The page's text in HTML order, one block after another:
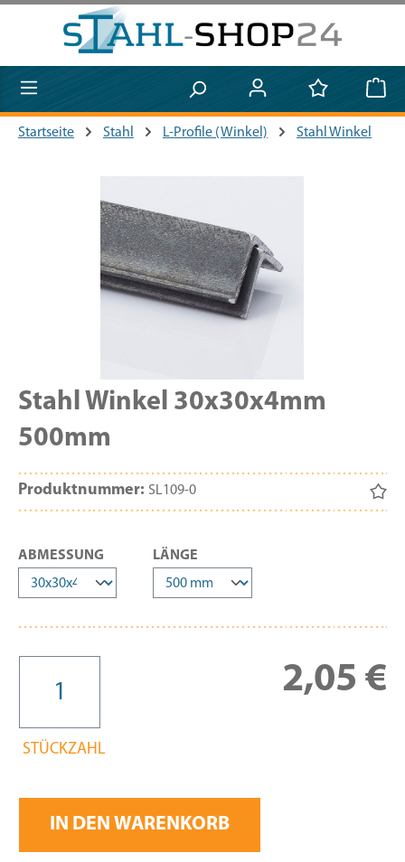
Zum Hauptinhalt springen
Startseite Stahl L-Profile (Winkel) Stahl Winkel
Stahl Winkel 30x30x4mm
500mm
Produktnummer: SL109-0
ABMESSUNG AUSWÄHLEN
LÄNGE
2,05 €
STÜCKZAHL
IN DEN WARENKORB